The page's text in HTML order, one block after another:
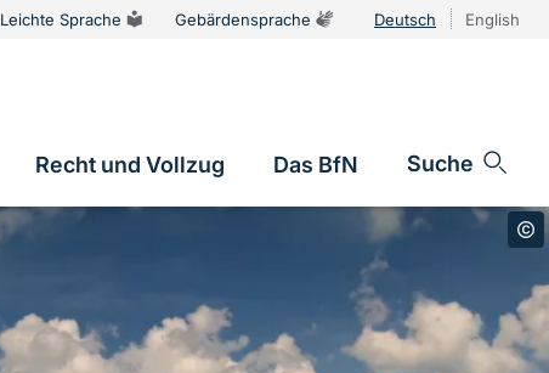
Leichte Sprache Gebärdensprache Deutsch English
Recht und Vollzug Das BfN Suche